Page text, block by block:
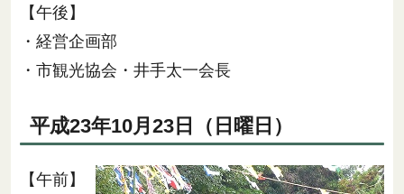
【午後】
・経営企画部
・市観光協会・井手太一会長
平成23年10月23日（日曜日）
【午前】